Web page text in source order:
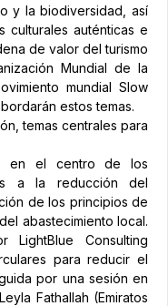
y la biodiversidad, así
culturales auténticas e
de valor del turismo
Mundial de la
mundial Slow
estos temas.
temas centrales para
en el centro de los
a la reducción del
de los principios de
abastecimiento local.
LightBlue Consulting
para reducir el
por una sesión en
Fathallah (Emiratos